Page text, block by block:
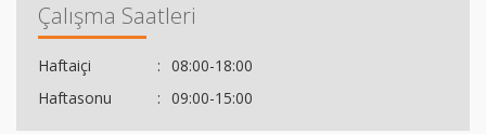
Çalışma Saatleri
Haftaiçi
08:00-18:00
Haftasonu
09:00-15:00